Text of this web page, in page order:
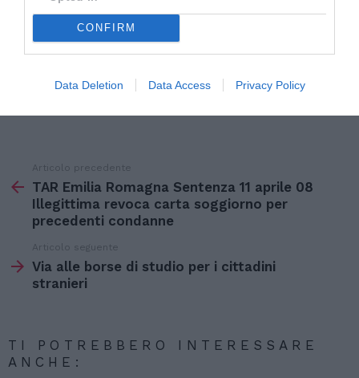
CONFIRM
Data Deletion Data Access Privacy Policy
di
Articolo precedente
TAR Emilia Romagna Sentenza 11 aprile 08
Illegittima revoca carta soggiorno per
precedenti condanne
Articolo seguente
Via alle borse di studio per i cittadini
stranieri
TI POTREBBERO INTERESSARE
ANCHE: